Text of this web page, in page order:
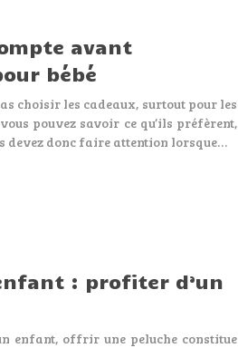
avant
bébé
choisir les cadeaux, surtout pour les
pouvez savoir ce qu’ils préfèrent,
devez donc faire attention lorsque…
: profiter d’un
enfant, offrir une peluche constitue